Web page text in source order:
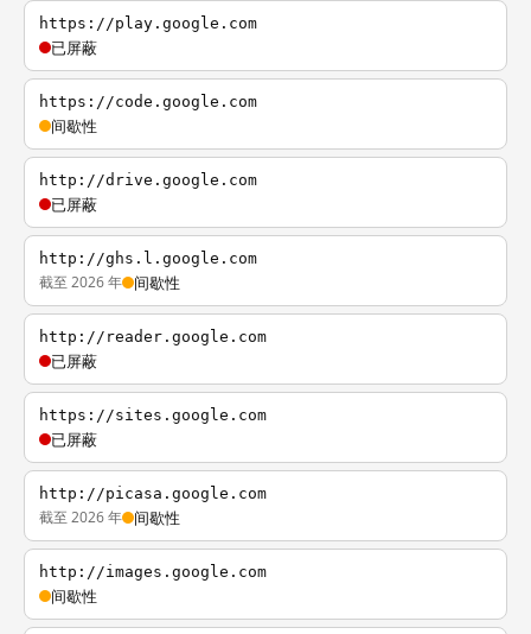
https://play.google.com
已屏蔽
https://code.google.com
间歇性
http://drive.google.com
已屏蔽
http://ghs.l.google.com
截至 2026 年 间歇性
http://reader.google.com
已屏蔽
https://sites.google.com
已屏蔽
http://picasa.google.com
截至 2026 年 间歇性
http://images.google.com
间歇性